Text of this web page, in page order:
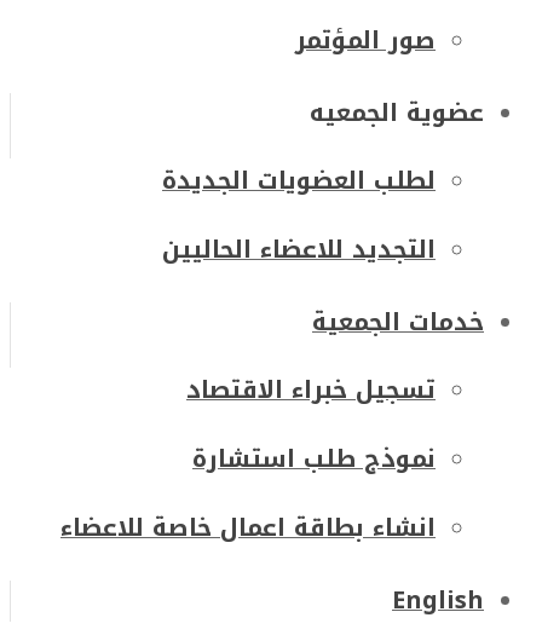
صور المؤتمر
عضوية الجمعيه
لطلب العضويات الجديدة
التجديد للاعضاء الحاليين
خدمات الجمعية
تسجيل خبراء الاقتصاد
نموذج طلب استشارة
انشاء بطاقة اعمال خاصة للاعضاء
English